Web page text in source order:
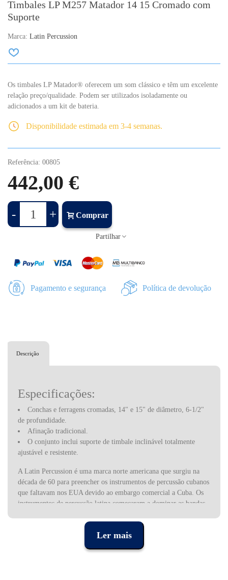
Timbales LP M257 Matador 14 15 Cromado com
Suporte
Marca: Latin Percussion
Os timbales LP Matador® oferecem um som clássico e têm um excelente
relação preço/qualidade. Podem ser utilizados isoladamente ou
adicionados a um kit de bateria.
Disponibilidade estimada em 3-4 semanas.
Referência: 00805
442,00 €
- + Comprar
Partilhar
Pagamento e segurança Política de devolução
Descrição
Especificações:
Conchas e ferragens cromadas, 14" e 15" de diâmetro, 6-1/2"
de profundidade.
Afinação tradicional.
O conjunto inclui suporte de timbale inclinável totalmente
ajustável e resistente.
A Latin Percussion é uma marca norte americana que surgiu na
década de 60 para preencher os instrumentos de percussão cubanos
que faltavam nos EUA devido ao embargo comercial a Cuba. Os
instrumentos de percussão latina começaram a dominar as bandas
músicos de diferentes estilos. Daí que a LP se tenha tornado uma
das marcas de percussão mais prestigiadas da indústria, utilizada
por alguns dos músicos mais populares dos últimos anos.
Ler mais